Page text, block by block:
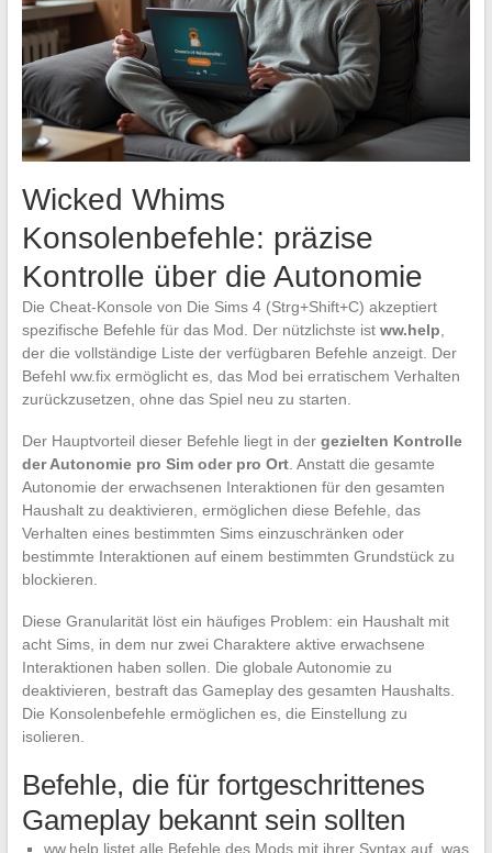
Wicked Whims
Konsolenbefehle: präzise
Kontrolle über die Autonomie
Die Cheat-Konsole von Die Sims 4 (Strg+Shift+C) akzeptiert
spezifische Befehle für das Mod. Der nützlichste ist ww.help
der die vollständige Liste der verfügbaren Befehle anzeigt. Der
Befehl ww.fix ermöglicht es, das Mod bei erratischem Verhalten
zurückzusetzen, ohne das Spiel neu zu starten.
Der Hauptvorteil dieser Befehle liegt in der gezielten Kontrolle
der Autonomie pro Sim oder pro Ort. Anstatt die gesamte
Autonomie der erwachsenen Interaktionen für den gesamten
Haushalt zu deaktivieren, ermöglichen diese Befehle, das
Verhalten eines bestimmten Sims einzuschränken oder
bestimmte Interaktionen auf einem bestimmten Grundstück zu
blockieren.
Diese Granularität löst ein häufiges Problem: ein Haushalt mit
acht Sims, in dem nur zwei Charaktere aktive erwachsene
Interaktionen haben sollen. Die globale Autonomie zu
deaktivieren, bestraft das Gameplay des gesamten Haushalts.
Die Konsolenbefehle ermöglichen es, die Einstellung zu
isolieren.
Befehle, die für fortgeschrittenes
Gameplay bekannt sein sollten
ww.help listet alle Befehle des Mods mit ihrer Syntax auf, was